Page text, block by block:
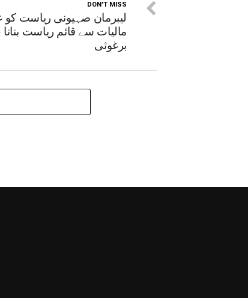
DON'T MISS
لیبرمان صہیونی ریاست کو
مالیات سے قائم ریاست بنانا
برغوثی